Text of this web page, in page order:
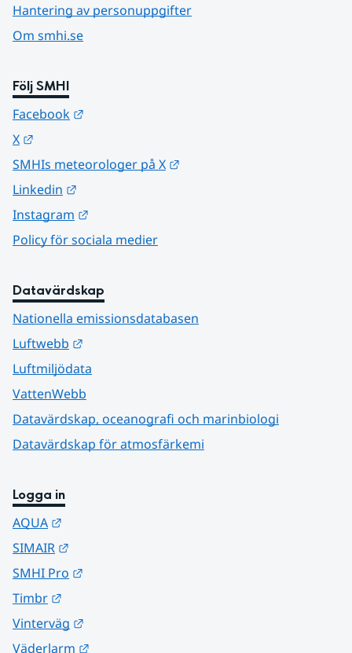
Hantering av personuppgifter
Om smhi.se
Följ SMHI
Facebook
X
SMHIs meteorologer på X
Linkedin
Instagram
Policy för sociala medier
Datavärdskap
Nationella emissionsdatabasen
Luftwebb
Luftmiljödata
VattenWebb
Datavärdskap, oceanografi och marinbiologi
Datavärdskap för atmosfärkemi
Logga in
AQUA
SIMAIR
SMHI Pro
Timbr
Vinterväg
Väderlarm